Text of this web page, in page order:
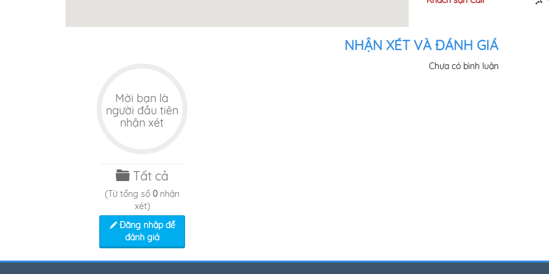
NHẬN XÉT VÀ ĐÁNH GIÁ
Mời bạn là
người đầu tiên
nhận xét
Tất cả
(Từ tổng số 0 nhận
xét)
Đăng nhập để
đánh giá
Chưa có bình luận